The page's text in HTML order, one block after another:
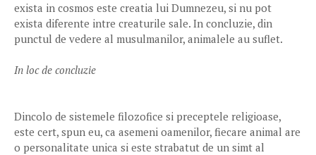
exista in cosmos este creatia lui Dumnezeu, si nu pot
exista diferente intre creaturile sale. In concluzie, din
punctul de vedere al musulmanilor, animalele au suflet.
In loc de concluzie
Dincolo de sistemele filozofice si preceptele religioase,
este cert, spun eu, ca asemeni oamenilor, fiecare animal are
o personalitate unica si este strabatut de un simt al